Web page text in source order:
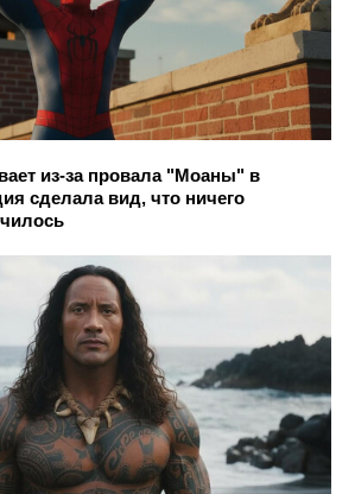
из-за провала "Моаны" в
сделала вид, что ничего